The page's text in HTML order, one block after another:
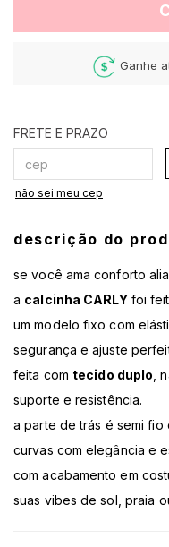
Ganhe
não sei meu cep
descrição do
se você ama conforto
a calcinha CARLYfoi
um modelo fixo com
segurança e ajuste
feita com tecido duplo,
suporte e resistência.
a parte de trás é semi
curvas com elegância e
com acabamento em
suas vibes de sol, praia